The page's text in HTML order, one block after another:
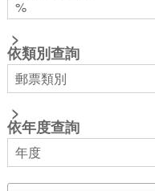
>
依類別查詢
>
依年度查詢